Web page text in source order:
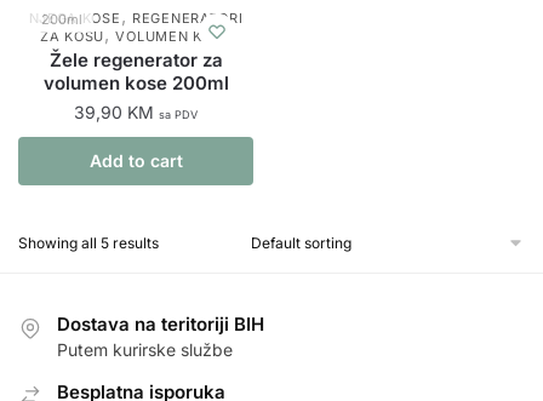
200ml
NJEGA KOSE , REGENERATORI
ZA KOSU,VOLUMEN KOSE
Žele regenerator za
volumen kose 200ml
39,90 KM sa PDV
Add to cart
Showing all 5 results
Dostava na teritoriji BIH
Putem kurirske službe
Besplatna isporuka